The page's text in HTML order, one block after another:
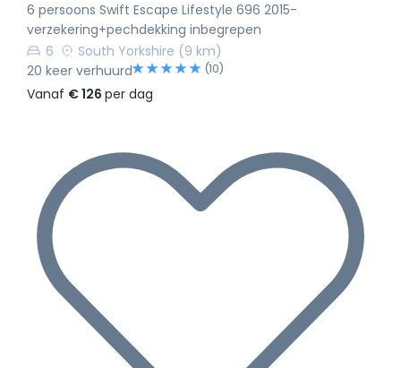
6 persoons Swift Escape Lifestyle 696 2015-
verzekering+pechdekking inbegrepen
6
South Yorkshire (9 km)
20 keer verhuurd
(10)
Vanaf € 126 per dag